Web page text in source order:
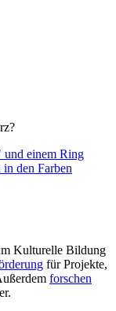
Kulturelle Bildung
für Projekte,
forschen